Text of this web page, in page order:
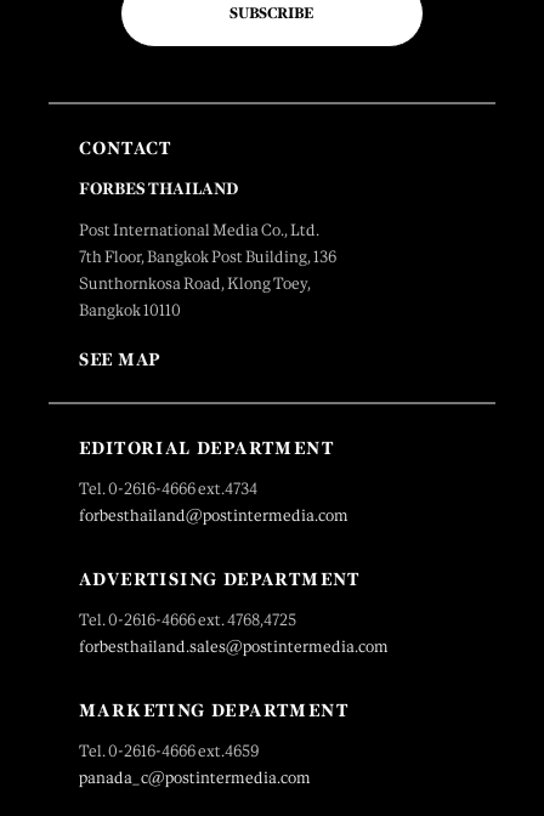
SUBSCRIBE
CONTACT
FORBES THAILAND
Post International Media Co., Ltd.
7th Floor, Bangkok Post Building, 136
Sunthornkosa Road, Klong Toey,
Bangkok 10110
SEE MAP
EDITORIAL DEPARTMENT
Tel. 0-2616-4666 ext.4734
forbesthailand@postintermedia.com
ADVERTISING DEPARTMENT
Tel. 0-2616-4666 ext. 4768,4725
forbesthailand.sales@postintermedia.com
MARKETING DEPARTMENT
Tel. 0-2616-4666 ext.4659
panada_c@postintermedia.com